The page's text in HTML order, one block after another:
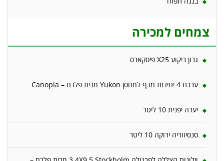
צמחים למכירה
גרזן ביקוע X25 פיסקארס
ערכת 4 יחידות מדף למחסן Yukon מבית פלרם – Canopia
יערה יפנית 10 ליטר
סנסיווריה ירוקה 10 ליטר